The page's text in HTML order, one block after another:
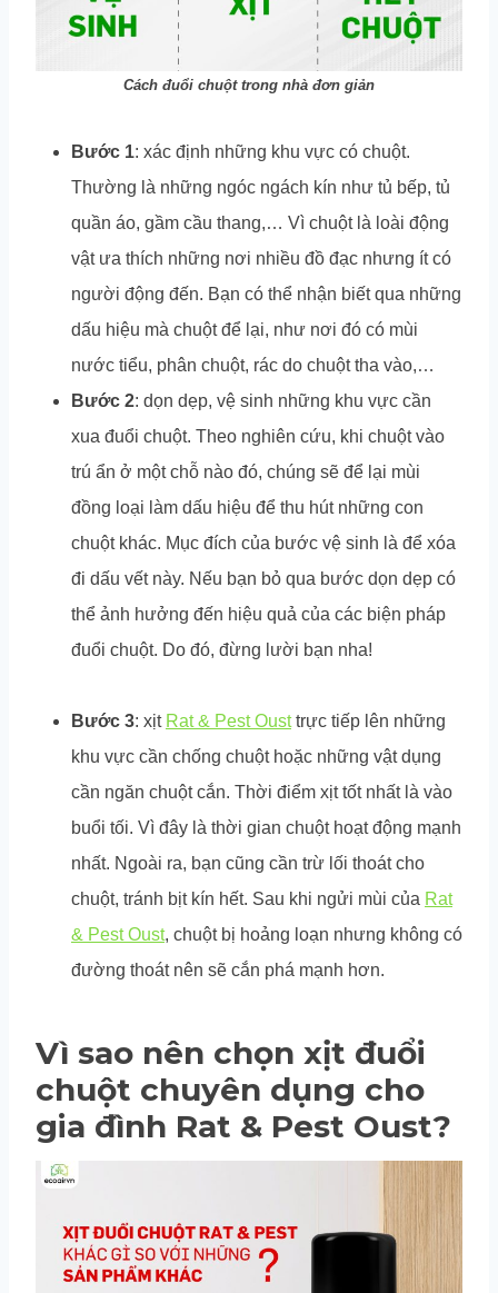
Cách đuổi chuột trong nhà đơn giản
Bước 1: xác định những khu vực có chuột.
Thường là những ngóc ngách kín như tủ bếp, tủ
quần áo, gầm cầu thang,… Vì chuột là loài động
vật ưa thích những nơi nhiều đồ đạc nhưng ít có
người động đến. Bạn có thể nhận biết qua những
dấu hiệu mà chuột để lại, như nơi đó có mùi
nước tiểu, phân chuột, rác do chuột tha vào,…
Bước 2: dọn dẹp, vệ sinh những khu vực cần
xua đuổi chuột. Theo nghiên cứu, khi chuột vào
trú ẩn ở một chỗ nào đó, chúng sẽ để lại mùi
đồng loại làm dấu hiệu để thu hút những con
chuột khác. Mục đích của bước vệ sinh là để xóa
đi dấu vết này. Nếu bạn bỏ qua bước dọn dẹp có
thể ảnh hưởng đến hiệu quả của các biện pháp
đuổi chuột. Do đó, đừng lười bạn nha!
Bước 3: xịt Rat & Pest Ousttrực tiếp lên những
khu vực cần chống chuột hoặc những vật dụng
cần ngăn chuột cắn. Thời điểm xịt tốt nhất là vào
buổi tối. Vì đây là thời gian chuột hoạt động mạnh
nhất. Ngoài ra, bạn cũng cần trừ lối thoát cho
chuột, tránh bịt kín hết. Sau khi ngửi mùi của Rat
& Pest Oust, chuột bị hoảng loạn nhưng không có
đường thoát nên sẽ cắn phá mạnh hơn.
Vì sao nên chọn xịt đuổi
chuột chuyên dụng cho
gia đình Rat & Pest Oust?